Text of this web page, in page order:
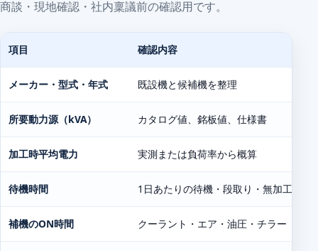
商談・現地確認・社内稟議前の確認用です。
項目 確認内容
メーカー・型式・年式 既設機と候補機を整理
所要動力源（kVA） カタログ値、銘板値、仕様書
加工時平均電力 実測または負荷率から概算
待機時間 1日あたりの待機・段取り・無加工時間
補機のON時間 クーラント・エア・油圧・チラー